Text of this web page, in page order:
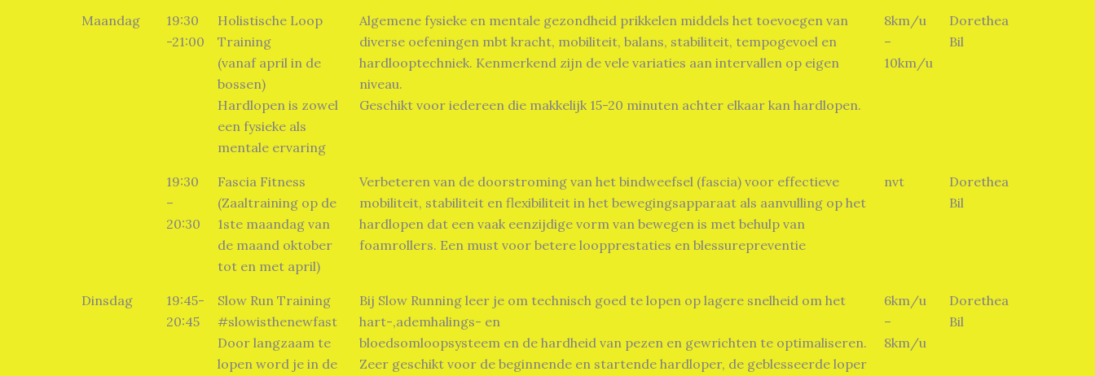
Maandag
19:30
-21:00
Holistische Loop
Training
(vanaf april in de
bossen)
Hardlopen is zowel
een fysieke als
mentale ervaring
Algemene fysieke en mentale gezondheid prikkelen middels het toevoegen van
diverse oefeningen mbt kracht, mobiliteit, balans, stabiliteit, tempogevoel en
hardlooptechniek. Kenmerkend zijn de vele variaties aan intervallen op eigen
niveau.
Geschikt voor iedereen die makkelijk 15-20 minuten achter elkaar kan hardlopen.
8km/u
–
10km/u
Dorethea
Bil
19:30
–
20:30
Fascia Fitness
(Zaaltraining op de
1ste maandag van
de maand oktober
tot en met april)
Verbeteren van de doorstroming van het bindweefsel (fascia) voor effectieve
mobiliteit, stabiliteit en flexibiliteit in het bewegingsapparaat als aanvulling op het
hardlopen dat een vaak eenzijdige vorm van bewegen is met behulp van
foamrollers. Een must voor betere loopprestaties en blessurepreventie
nvt
Dorethea
Bil
Dinsdag
19:45-
20:45
Slow Run Training
#slowisthenewfast
Door langzaam te
lopen word je in de
Bij Slow Running leer je om technisch goed te lopen op lagere snelheid om het
hart-,ademhalings- en
bloedsomloopsysteem en de hardheid van pezen en gewrichten te optimaliseren.
Zeer geschikt voor de beginnende en startende hardloper, de geblesseerde loper
6km/u
–
8km/u
Dorethea
Bil